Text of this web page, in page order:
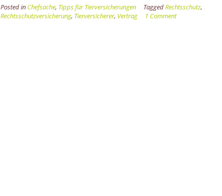
nichts
als
Posted in Chefsache, Tipps für Tierversicherungen TaggedRechtsschutz,
Rechtsschutzversicherung, Tierversicherer, Vertrag 1 Comment